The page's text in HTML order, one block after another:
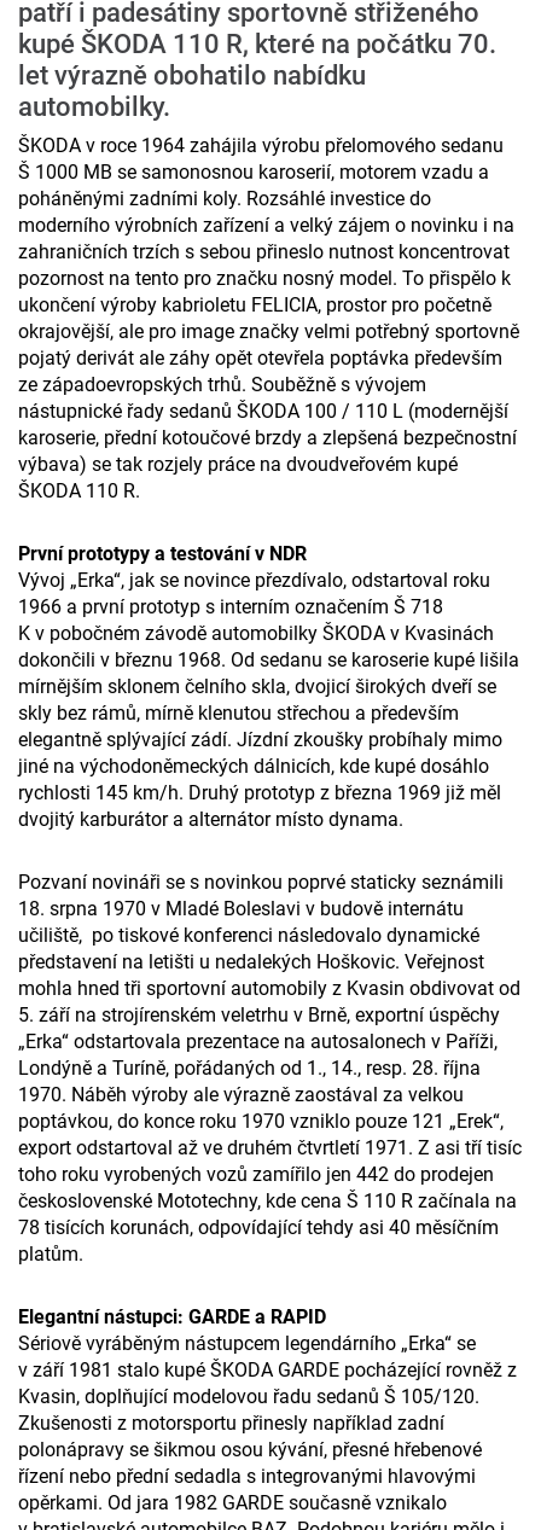
patří i padesátiny sportovně střiženého
kupé ŠKODA 110 R, které na počátku 70.
let výrazně obohatilo nabídku
automobilky.
ŠKODA v roce 1964 zahájila výrobu přelomového sedanu
Š 1000 MB se samonosnou karoserií, motorem vzadu a
poháněnými zadními koly. Rozsáhlé investice do
moderního výrobních zařízení a velký zájem o novinku i na
zahraničních trzích s sebou přineslo nutnost koncentrovat
pozornost na tento pro značku nosný model. To přispělo k
ukončení výroby kabrioletu FELICIA, prostor pro početně
okrajovější, ale pro image značky velmi potřebný sportovně
pojatý derivát ale záhy opět otevřela poptávka především
ze západoevropských trhů. Souběžně s vývojem
nástupnické řady sedanů ŠKODA 100 / 110 L (modernější
karoserie, přední kotoučové brzdy a zlepšená bezpečnostní
výbava) se tak rozjely práce na dvoudveřovém kupé
ŠKODA 110 R.
První prototypy a testování v NDR
Vývoj „Erka“, jak se novince přezdívalo, odstartoval roku
1966 a první prototyp s interním označením Š 718
K v pobočném závodě automobilky ŠKODA v Kvasinách
dokončili v březnu 1968. Od sedanu se karoserie kupé lišila
mírnějším sklonem čelního skla, dvojicí širokých dveří se
skly bez rámů, mírně klenutou střechou a především
elegantně splývající zádí. Jízdní zkoušky probíhaly mimo
jiné na východoněmeckých dálnicích, kde kupé dosáhlo
rychlosti 145 km/h. Druhý prototyp z března 1969 již měl
dvojitý karburátor a alternátor místo dynama.
Pozvaní novináři se s novinkou poprvé staticky seznámili
18. srpna 1970 v Mladé Boleslavi v budově internátu
učiliště, po tiskové konferenci následovalo dynamické
představení na letišti u nedalekých Hoškovic. Veřejnost
mohla hned tři sportovní automobily z Kvasin obdivovat od
5. září na strojírenském veletrhu v Brně, exportní úspěchy
„Erka“ odstartovala prezentace na autosalonech v Paříži,
Londýně a Turíně, pořádaných od 1., 14., resp. 28. října
1970. Náběh výroby ale výrazně zaostával za velkou
poptávkou, do konce roku 1970 vzniklo pouze 121 „Erek“,
export odstartoval až ve druhém čtvrtletí 1971. Z asi tří tisíc
toho roku vyrobených vozů zamířilo jen 442 do prodejen
československé Mototechny, kde cena Š 110 R začínala na
78 tisících korunách, odpovídající tehdy asi 40 měsíčním
platům.
Elegantní nástupci: GARDE a RAPID
Sériově vyráběným nástupcem legendárního „Erka“ se
v září 1981 stalo kupé ŠKODA GARDE pocházející rovněž z
Kvasin, doplňující modelovou řadu sedanů Š 105/120.
Zkušenosti z motorsportu přinesly například zadní
polonápravy se šikmou osou kývání, přesné hřebenové
řízení nebo přední sedadla s integrovanými hlavovými
opěrkami. Od jara 1982 GARDE současně vznikalo